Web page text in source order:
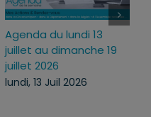
Agenda du lundi 13
juillet au dimanche 19
juillet 2026
lundi, 13 Juil 2026